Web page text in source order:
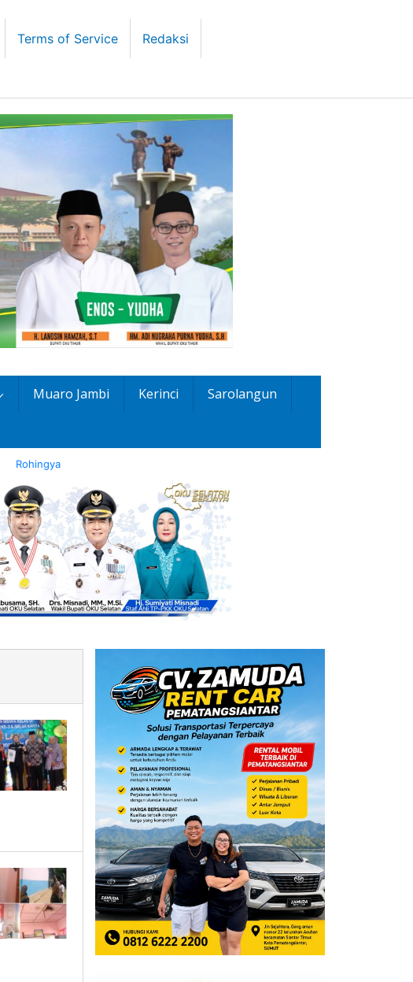
Terms of Service Redaksi
Muaro Jambi Kerinci Sarolangun
Rohingya